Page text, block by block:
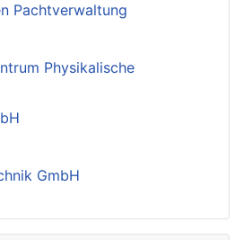
Pachtverwaltung
Physikalische
GmbH